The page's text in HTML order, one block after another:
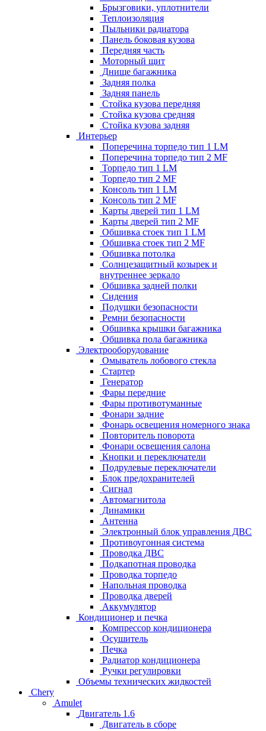
Брызговики, уплотнители
Теплоизоляция
Пыльники радиатора
Панель боковая кузова
Передняя часть
Моторный щит
Днище багажника
Задняя полка
Задняя панель
Стойка кузова передняя
Стойка кузова средняя
Стойка кузова задняя
Интерьер
Поперечина торпедо тип 1 LM
Поперечина торпедо тип 2 MF
Торпедо тип 1 LM
Торпедо тип 2 MF
Консоль тип 1 LM
Консоль тип 2 MF
Карты дверей тип 1 LM
Карты дверей тип 2 MF
Обшивка стоек тип 1 LM
Обшивка стоек тип 2 MF
Обшивка потолка
Солнцезащитный козырек и
внутреннее зеркало
Обшивка задней полки
Сидения
Подушки безопасности
Ремни безопасности
Обшивка крышки багажника
Обшивка пола багажника
Электрооборудование
Омыватель лобового стекла
Стартер
Генератор
Фары передние
Фары противотуманные
Фонари задние
Фонарь освещения номерного знака
Повторитель поворота
Фонари освещения салона
Кнопки и переключатели
Подрулевые переключатели
Блок предохранителей
Сигнал
Автомагнитола
Динамики
Антенна
Электронный блок управления ДВС
Противоугонная система
Проводка ДВС
Подкапотная проводка
Проводка торпедо
Напольная проводка
Проводка дверей
Аккумулятор
Кондиционер и печка
Компрессор кондиционера
Осушитель
Печка
Радиатор кондиционера
Ручки регулировки
Объемы технических жидкостей
Chery
Amulet
Двигатель 1.6
Двигатель в сборе